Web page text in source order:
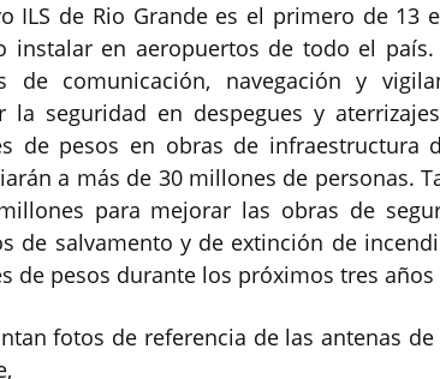
ILS de Rio Grande es el primero de 13
instalar en aeropuertos de todo el
de comunicación, navegación y
la seguridad en despegues y
de pesos en obras de infraestructura
a más de 30 millones de personas.
para mejorar las obras de
de salvamento y de extinción de
de pesos durante los próximos tres
fotos de referencia de las antenas